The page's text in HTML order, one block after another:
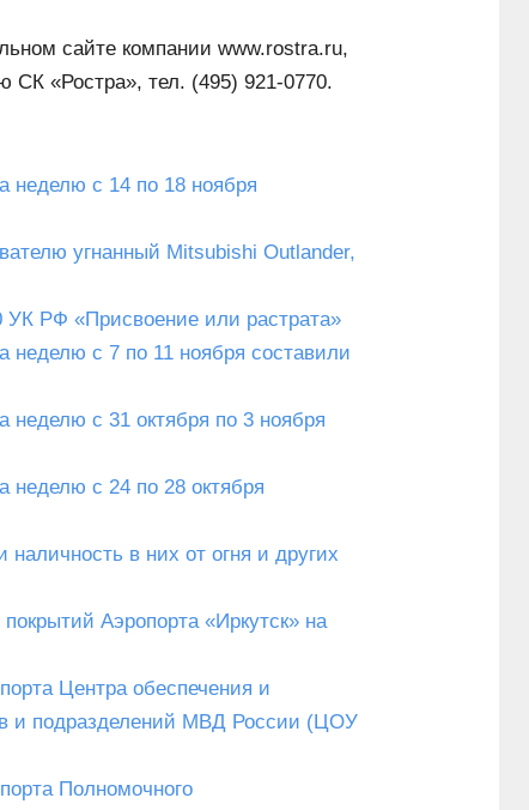
сайте компании www.rostra.ru,
СК «Ростра», тел. (495) 921-0770.
неделю с 14 по 18 ноября
угнанный Mitsubishi Outlander,
РФ «Присвоение или растрата»
с 7 по 11 ноября составили
с 31 октября по 3 ноября
неделю с 24 по 28 октября
в них от огня и других
Аэропорта «Иркутск» на
Центра обеспечения и
и подразделений МВД России (ЦОУ
Полномочного